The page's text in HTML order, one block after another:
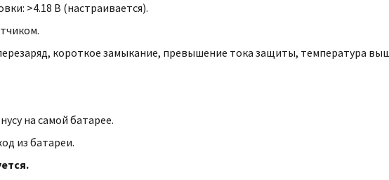
>4.18 В (настраивается).
короткое замыкание, превышение тока защиты, температура
на самой батарее.
из батареи.